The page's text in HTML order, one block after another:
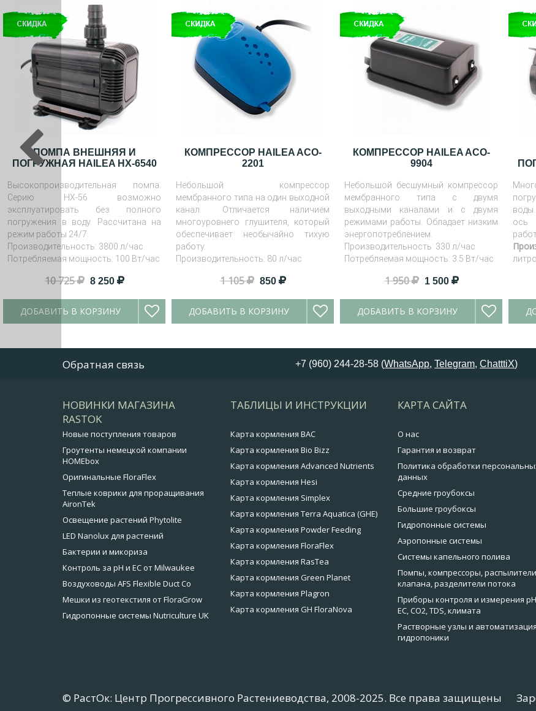
ПОМПА ВНЕШНЯЯ И
ПОГРУЖНАЯ HAILEA HX-6540
Высокопроизводительная помпа.
Серию HX-56 возможно
эксплуатировать без полного
погружения в воду. Рассчитана на
режим работы 24/7.
Производительность: 3800 л/час.
Потребляемая мощность: 100 Вт/час
10 725 8 250
ДОБАВИТЬ В КОРЗИНУ
КОМПРЕССОР HAILEA ACO-
2201
Небольшой компрессор
мембранного типа на один выходной
канал. Отличается наличием
многоуровнего глушителя, который
обеспечивает необычайно тихую
работу.
Производительность: 80 л/час
1 105 850
ДОБАВИТЬ В КОРЗИНУ
КОМПРЕССОР HAILEA ACO-
9904
Небольшой бесшумный компрессор
мембранного типа с двумя
выходными каналами и с двумя
режимами работы. Обладает низким
энергопотреблением.
Производительность: 330 л/час
Потребляемая мощность: 3.5 Вт/час
1 950 1 500
ДОБАВИТЬ В КОРЗИНУ
ось
Обратная связь +7 (960) 244-28-58 (WhatsApp,Telegram,ChatttiX)
НОВИНКИ МАГАЗИНА
RASTOK
Новые поступления товаров
Гроутенты немецкой компании
HOMEbox
Оригинальные FloraFlex
Теплые коврики для проращивания
AironTek
Освещение растений Phytolite
LED Nanolux для растений
Бактерии и микориза
Контроль за pH и EC от Milwaukee
Воздуховоды AFS Flexible Duct Co
Мешки из геотекстиля от FloraGrow
Гидропонные системы Nutriculture UK
ТАБЛИЦЫ И ИНСТРУКЦИИ
Карта кормления BAC
Карта кормления Bio Bizz
Карта кормления Advanced Nutrients
Карта кормления Hesi
Карта кормления Simplex
Карта кормления Terra Aquatica (GHE)
Карта кормления Powder Feeding
Карта кормления FloraFlex
Карта кормления RasTea
Карта кормления Green Planet
Карта кормления Plagron
Карта кормления GH FloraNova
КАРТА САЙТА
О нас
Гарантия и возврат
Политика обработки
данных
Средние гроубоксы
Большие гроубоксы
Гидропонные системы
Аэропонные системы
Системы капельного полива
Помпы, компрессоры,
клапана, разделители потока
Приборы контроля и измерения
EC, CO2, TDS, климата
Растворные узлы и автоматизация
гидропоники
© РастОк: Центр Прогрессивного Растениеводства, 2008-2025. Все права защищены